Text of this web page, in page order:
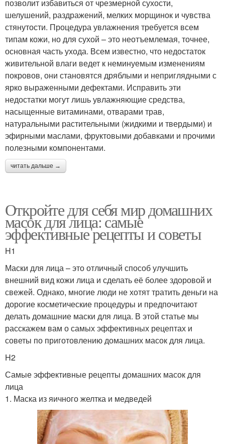
позволит избавиться от чрезмерной сухости,
шелушений, раздражений, мелких морщинок и чувства
стянутости. Процедура увлажнения требуется всем
типам кожи, но для сухой – это неотъемлемая, точнее,
основная часть ухода. Всем известно, что недостаток
живительной влаги ведет к неминуемым изменениям
покровов, они становятся дряблыми и неприглядными с
ярко выраженными дефектами. Исправить эти
недостатки могут лишь увлажняющие средства,
насыщенные витаминами, отварами трав,
натуральными растительными (жидкими и твердыми) и
эфирными маслами, фруктовыми добавками и прочими
полезными компонентами.
читать дальше →
Откройте для себя мир домашних
масок для лица: самые
эффективные рецепты и советы
H1
Маски для лица – это отличный способ улучшить
внешний вид кожи лица и сделать её более здоровой и
свежей. Однако, многие люди не хотят тратить деньги на
дорогие косметические процедуры и предпочитают
делать домашние маски для лица. В этой статье мы
расскажем вам о самых эффективных рецептах и
советы по приготовлению домашних масок для лица.
H2
Самые эффективные рецепты домашних масок для
лица
1. Маска из яичного желтка и медведей